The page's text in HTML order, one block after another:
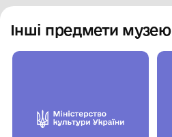
Інші предмети музею